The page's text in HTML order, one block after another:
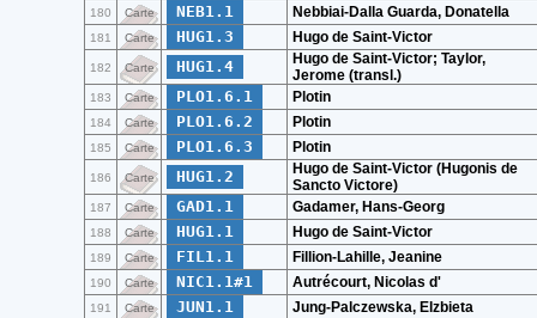
180 Carte NEB1.1 Nebbiai-Dalla Guarda, Donatella
181 Carte HUG1.3 Hugo de Saint-Victor
182 Carte HUG1.4
Hugo de Saint-Victor; Taylor,
Jerome (transl.)
183 Carte PLO1.6.1 Plotin
184 Carte PLO1.6.2 Plotin
185 Carte PLO1.6.3 Plotin
186 Carte HUG1.2
Hugo de Saint-Victor (Hugonis de
Sancto Victore)
187 Carte GAD1.1 Gadamer, Hans-Georg
188 Carte HUG1.1 Hugo de Saint-Victor
189 Carte FIL1.1 Fillion-Lahille, Jeanine
190 Carte NIC1.1#1 Autrécourt, Nicolas d'
191 Carte JUN1.1 Jung-Palczewska, Elzbieta